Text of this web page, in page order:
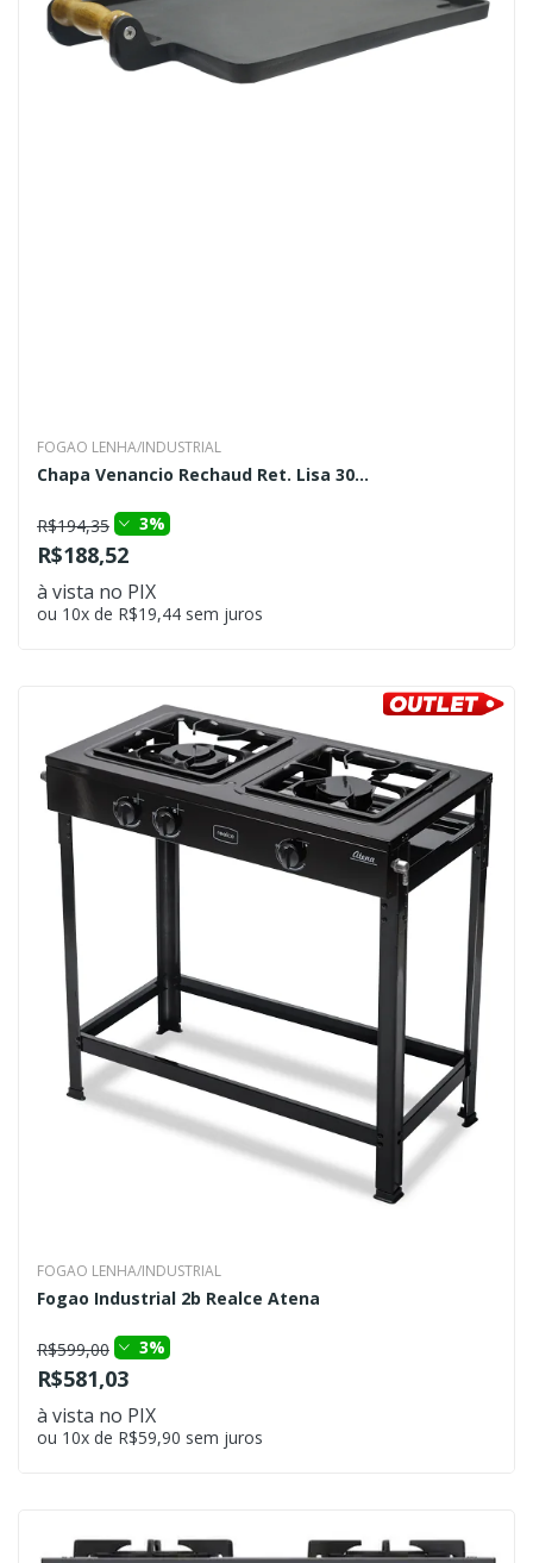
FOGAO LENHA/INDUSTRIAL
Chapa Venancio Rechaud Ret. Lisa 30...
R$194,35 3%
R$188,52
à vista no PIX
ou 10x de R$19,44 sem juros
FOGAO LENHA/INDUSTRIAL
Fogao Industrial 2b Realce Atena
R$599,00 3%
R$581,03
à vista no PIX
ou 10x de R$59,90 sem juros